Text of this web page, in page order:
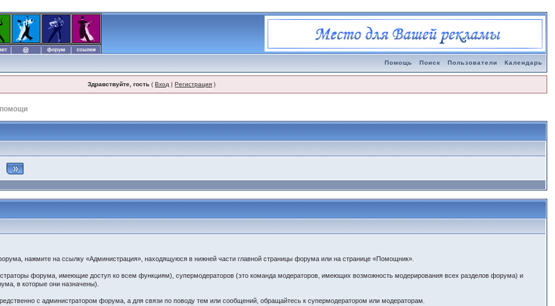
Помощь Поиск Пользователи Календарь
Здравствуйте, гость (Вход |Регистрация )
нажмите на ссылку «Администрация», находящуюся в нижней части главной страницы форума или на странице «Помощник».
форума, имеющие доступ ко всем функциям), супермодераторов (это команда модераторов, имеющих возможность модерирования всех разделов форума) и
в которые они назначены).
с администратором форума, а для связи по поводу тем или сообщений, обращайтесь к супермодератором или модераторам.